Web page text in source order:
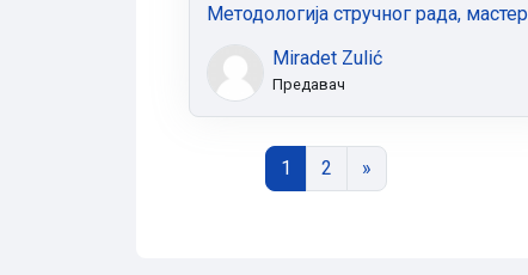
Методологија стручног рада, мастер
Miradet Zulić
Предавач
1 Страница 1
2 Страница 2
»